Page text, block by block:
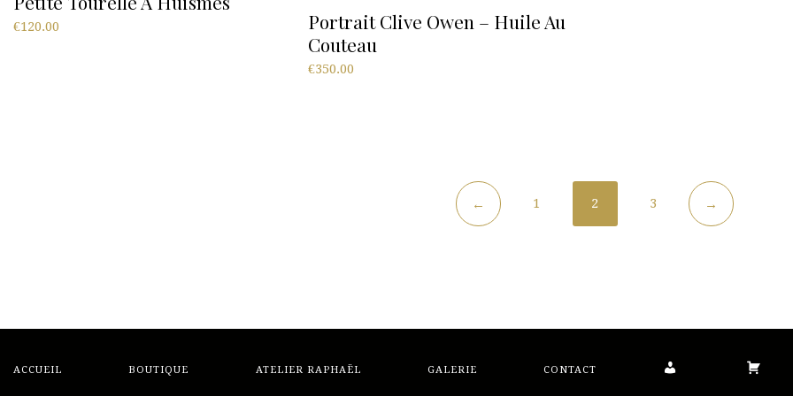
€120.00
Portrait Clive Owen – Huile Au
Couteau
€350.00
← 1 2 3 →
ACCUEIL BOUTIQUE ATELIER RAPHAËL GALERIE CONTACT